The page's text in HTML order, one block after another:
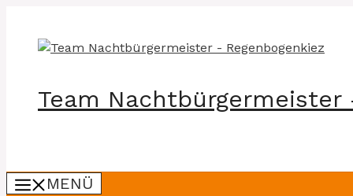
springen
Team Nachtbürgermeister
MENÜ